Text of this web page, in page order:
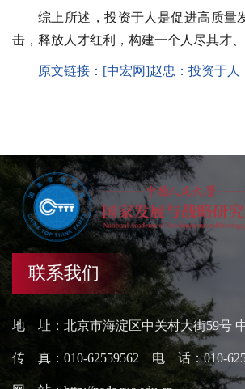
综上所述，投资于人是促进高质量
击，释放人才红利，构建一个人尽其才
原文链接： [中宏网]赵忠：投资于人
联系我们
地 址：北京市海淀区中关村大街59号
传 真：010-62559562 电 话：010-